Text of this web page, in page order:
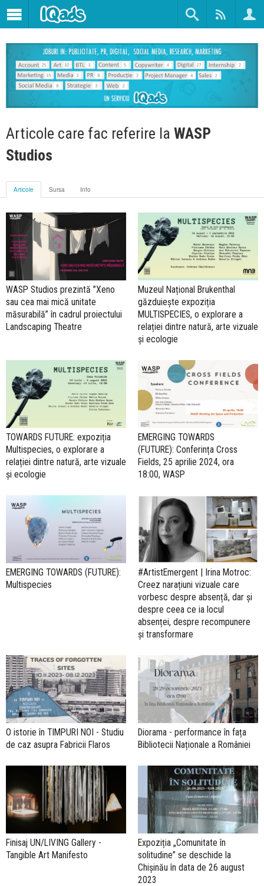
Articole care fac referire la WASP
Studios
Articole Sursa Info
WASP Studios prezintă ”Xeno
sau cea mai mică unitate
măsurabilă” în cadrul proiectului
Landscaping Theatre
Muzeul Național Brukenthal
găzduiește expoziția
MULTISPECIES, o explorare a
relației dintre natură, arte vizuale
și ecologie
TOWARDS FUTURE: expoziția
Multispecies, o explorare a
relației dintre natură, arte vizuale
și ecologie
EMERGING TOWARDS
(FUTURE): Conferința Cross
Fields, 25 aprilie 2024, ora
18:00, WASP
EMERGING TOWARDS (FUTURE):
Multispecies
#ArtistEmergent | Irina Motroc:
Creez narațiuni vizuale care
vorbesc despre absență, dar și
despre ceea ce ia locul
absenței, despre recompunere
și transformare
O istorie în TIMPURI NOI - Studiu
de caz asupra Fabricii Flaros
Diorama - performance în fața
Bibliotecii Naționale a României
Finisaj UN/LIVING Gallery -
Tangible Art Manifesto
Expoziția „Comunitate în
solitudine” se deschide la
Chișinău în data de 26 august
2023